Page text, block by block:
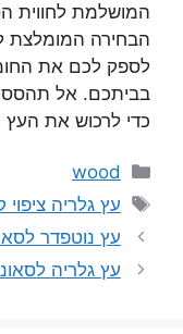
המושלמת לחווית
הבחירה המומלצת
לספק לכם את
בביתכם. אל תהססו
כדי לרכוש את
קטגוריות
wood
תגיות
עץ גלריה
עץ נוטפדר
עץ גלריה